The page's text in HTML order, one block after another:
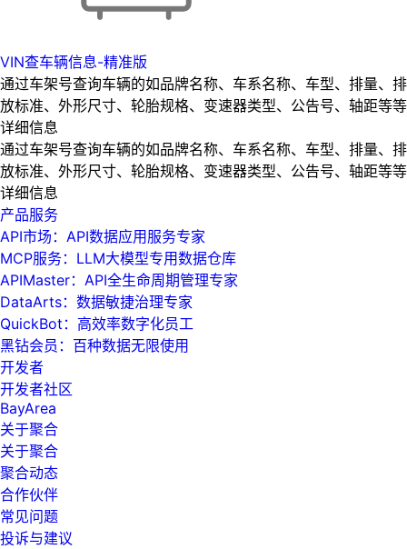
VIN查车辆信息-精准版
通过车架号查询车辆的如品牌名称、车系名称、车型、排量、排
放标准、外形尺寸、轮胎规格、变速器类型、公告号、轴距等等
详细信息
通过车架号查询车辆的如品牌名称、车系名称、车型、排量、排
放标准、外形尺寸、轮胎规格、变速器类型、公告号、轴距等等
详细信息
产品服务
API市场：API数据应用服务专家
MCP服务：LLM大模型专用数据仓库
APIMaster：API全生命周期管理专家
DataArts：数据敏捷治理专家
QuickBot：高效率数字化员工
黑钻会员：百种数据无限使用
开发者
开发者社区
BayArea
关于聚合
关于聚合
聚合动态
合作伙伴
常见问题
投诉与建议